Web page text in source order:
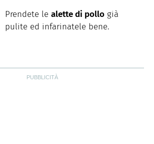
Prendete le alette di pollo già
pulite ed infarinatele bene.